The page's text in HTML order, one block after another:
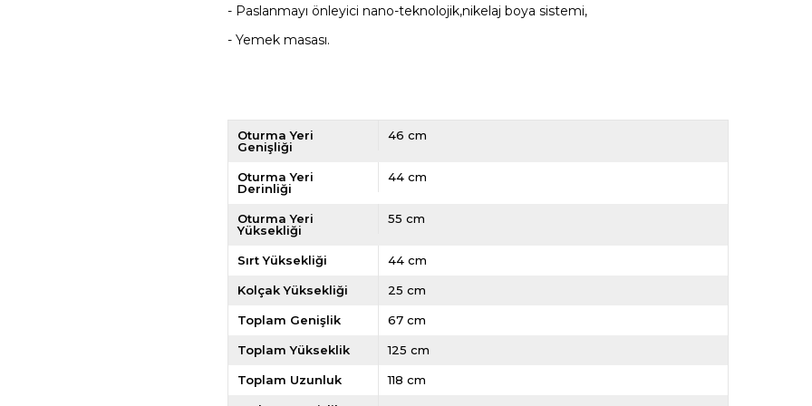
- Paslanmayı önleyici nano-teknolojik,nikelaj boya sistemi,
- Yemek masası.
Oturma Yeri
Genişliği
46 cm
Oturma Yeri
Derinliği
44 cm
Oturma Yeri
Yüksekliği
55 cm
Sırt Yüksekliği 44 cm
Kolçak Yüksekliği 25 cm
Toplam Genişlik 67 cm
Toplam Yükseklik 125 cm
Toplam Uzunluk 118 cm